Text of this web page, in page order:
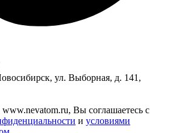
ул. Выборная, д. 141,
www.nevatom.ru, Вы соглашаетесь с
и условиями